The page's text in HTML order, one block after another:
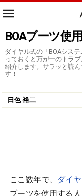
BOAブーツ使
ダイヤル式の「BOAシス
っておくと万が一のトラ
紹介します。サラッと読
す！
日色 裕二
ここ数年で、 ダイ
ブーツを使用する